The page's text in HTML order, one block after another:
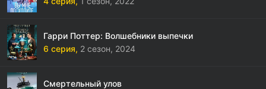
Гарри Поттер: Волшебники выпечки
6 серия, 2 сезон, 2024
Смертельный улов